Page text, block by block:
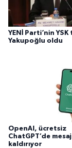
YENİ Parti’nin
Yakupoğlu oldu
OpenAI, ücretsiz
ChatGPT’de
kaldırıyor